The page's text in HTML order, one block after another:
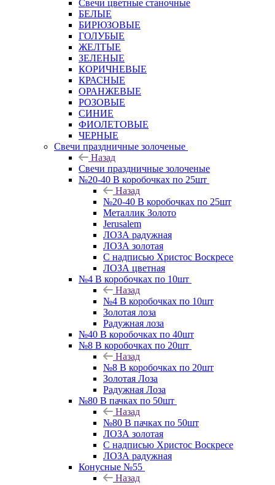
Свечи цветные станочные
БЕЛЫЕ
БИРЮЗОВЫЕ
ГОЛУБЫЕ
ЖЕЛТЫЕ
ЗЕЛЕНЫЕ
КОРИЧНЕВЫЕ
КРАСНЫЕ
ОРАНЖЕВЫЕ
РОЗОВЫЕ
СИНИЕ
ФИОЛЕТОВЫЕ
ЧЕРНЫЕ
Свечи праздничные золоченые
Назад
Свечи праздничные золоченые
№20-40 В коробочках по 25шт
Назад
№20-40 В коробочках по 25шт
Металлик Золото
Jerusalem
ЛОЗА радужная
ЛОЗА золотая
С надписью Христос Воскресе
ЛОЗА цветная
№4 В коробочках по 10шт
Назад
№4 В коробочках по 10шт
Золотая лоза
Радужная лоза
№40 В коробочках по 40шт
№8 В коробочках по 20шт
Назад
№8 В коробочках по 20шт
Золотая Лоза
Радужная Лоза
№80 В пачках по 50шт
Назад
№80 В пачках по 50шт
ЛОЗА золотая
С надписью Христос Воскресе
ЛОЗА радужная
Конусные №55
Назад